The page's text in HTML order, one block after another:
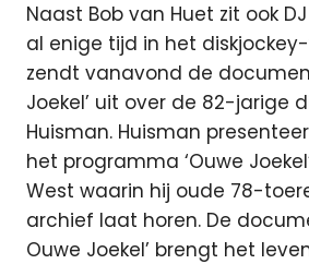
Naast Bob van Huet zit ook
al enige tijd in het diskjockey-
zendt vanavond de
Joekel’ uit over de 82-jarige
Huisman. Huisman
het programma ‘Ouwe
West waarin hij oude 78-
archief laat horen. De
Ouwe Joekel’ brengt het